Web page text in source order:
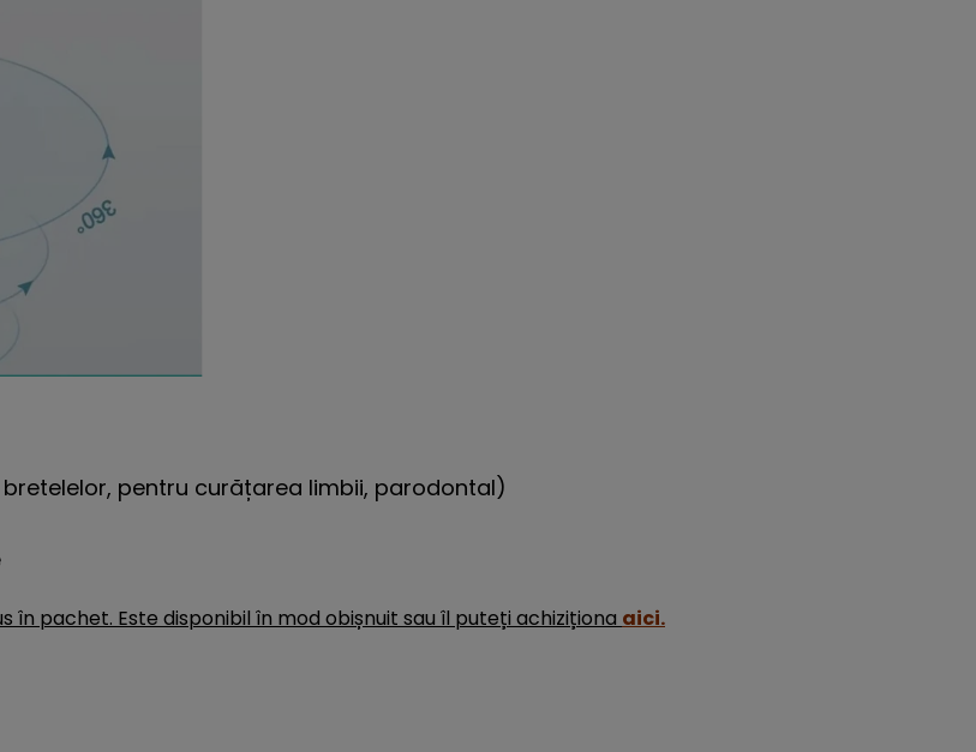
pentru curățarea limbii, parodontal)
pachet. Este disponibil în mod obișnuit sau îl puteți achiziționa aici.